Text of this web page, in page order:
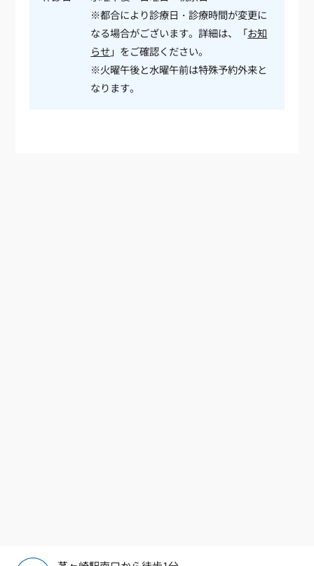
※都合により診療日・診療時間が変更に
なる場合がございます。詳細は、「お知
らせ」をご確認ください。
※火曜午後と水曜午前は特殊予約外来と
なります。